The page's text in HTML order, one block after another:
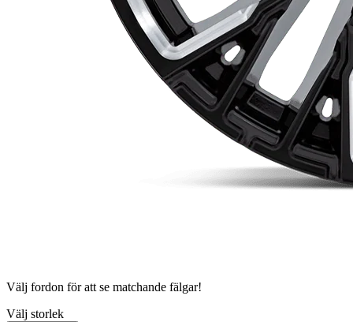
Välj fordon för att se matchande fälgar!
Välj storlek